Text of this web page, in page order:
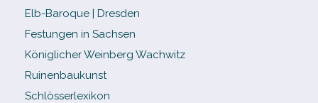
Elb-​Baroque | Dresden
Festungen in Sachsen
Königlicher Weinberg Wachwitz
Ruinenbaukunst
Schlösserlexikon